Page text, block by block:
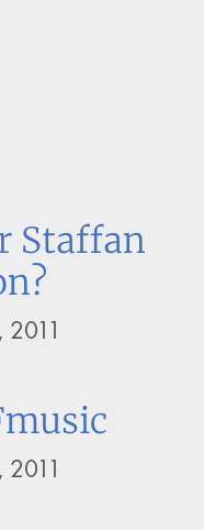
Staffan
2011
2011